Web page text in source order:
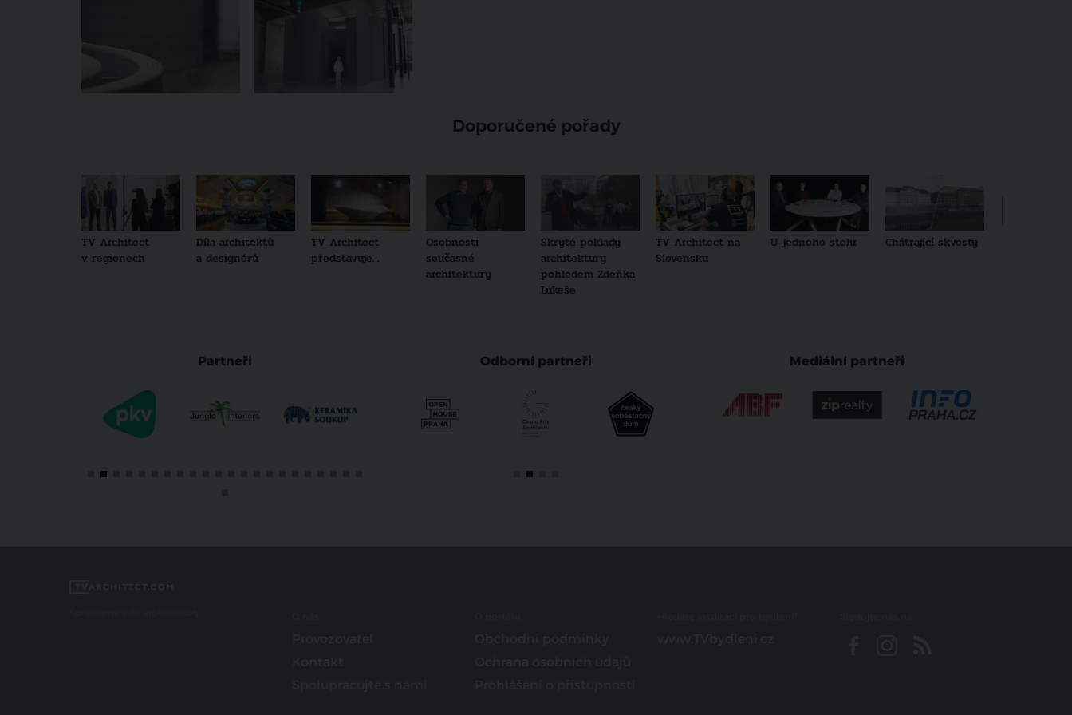
Doporučené pořady
TV Architect
v regionech
Díla architektů
a designérů
TV Architect
představuje...
Osobnosti
současné
architektury
Skryté poklady
architektury
pohledem Zdeňka
Lukeše
TV Architect na
Slovensku
U jednoho stolu Chátrající skvosty
Partneři Odborní partneři Mediální partneři